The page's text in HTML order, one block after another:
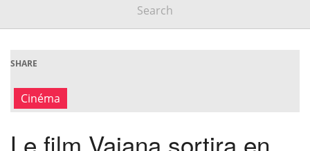
SHARE
Cinéma
Le film Vaiana sortira en